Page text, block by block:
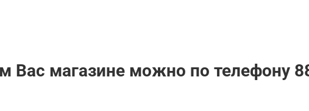
Вас магазине можно по телефону